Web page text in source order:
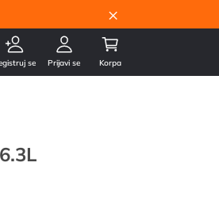
×
se Prijavi se Korpa